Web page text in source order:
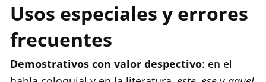
Usos especiales y errores
frecuentes
Demostrativos con valor despectivo: en el